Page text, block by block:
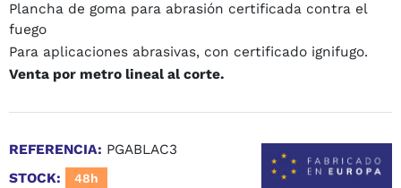
Plancha de goma para abrasión certificada contra el
fuego
Para aplicaciones abrasivas, con certificado ignifugo.
Venta por metro lineal al corte.
REFERENCIA: PGABLAC3
STOCK:
48h